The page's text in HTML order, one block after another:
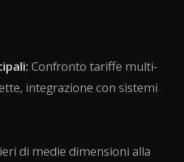
Confronto tariffe multi-
integrazione con sistemi
di medie dimensioni alla